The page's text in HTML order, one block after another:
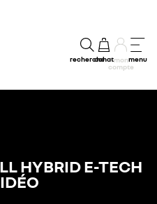
rechercheachatmon
compte
menu
HYBRID E-TECH